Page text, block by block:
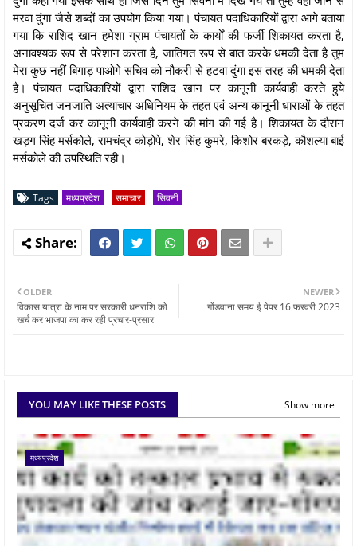
मरवा दुंगा जैसे शब्दों का उपयोग किया गया। पंचायत पदाधिकारियों द्वारा आगे बताया
गया कि राशिद खान हमेशा ग्राम पंचायतों के कार्यों की फर्जी शिकायत करता है,
अनावश्यक रूप से परेशान करता है, जातिगत रूप से बात करके धमकी देता है तुम
मेरा कुछ नहीं बिगाड़ पाओगे सचिव को नौकरी से हटवा दुंगा इस तरह की धमकी देता
है। पंचायत पदाधिकारियों द्वारा राशिद खान पर कानूनी कार्यवाही करते हुये
अनुसूचित जनजाति अत्याचार अधिनियम के तहत एवं अन्य कानूनी धाराओं के तहत
प्रकरण दर्ज कर कानूनी कार्यवाही करने की मांग की गई है। शिकायत के दौरान
खड़ग सिंह मर्सकोले, रामचंद्र कोड़ोपे, शेर सिंह कुमरे, किशोर बरकड़े, कौशल्या बाई
मर्सकोले की उपस्थिति रही।
Tags मध्यप्रदेश समाचार सिवनी
NEWER
गोंडवाना समय ई पेपर 16 फरवरी 2023
OLDER
विकास यात्रा के नाम पर सरकारी धनराशि को
खर्च कर भाजपा का कर रही प्रचार-प्रसार
YOU MAY LIKE THESE POSTS Show more
मध्यप्रदेश